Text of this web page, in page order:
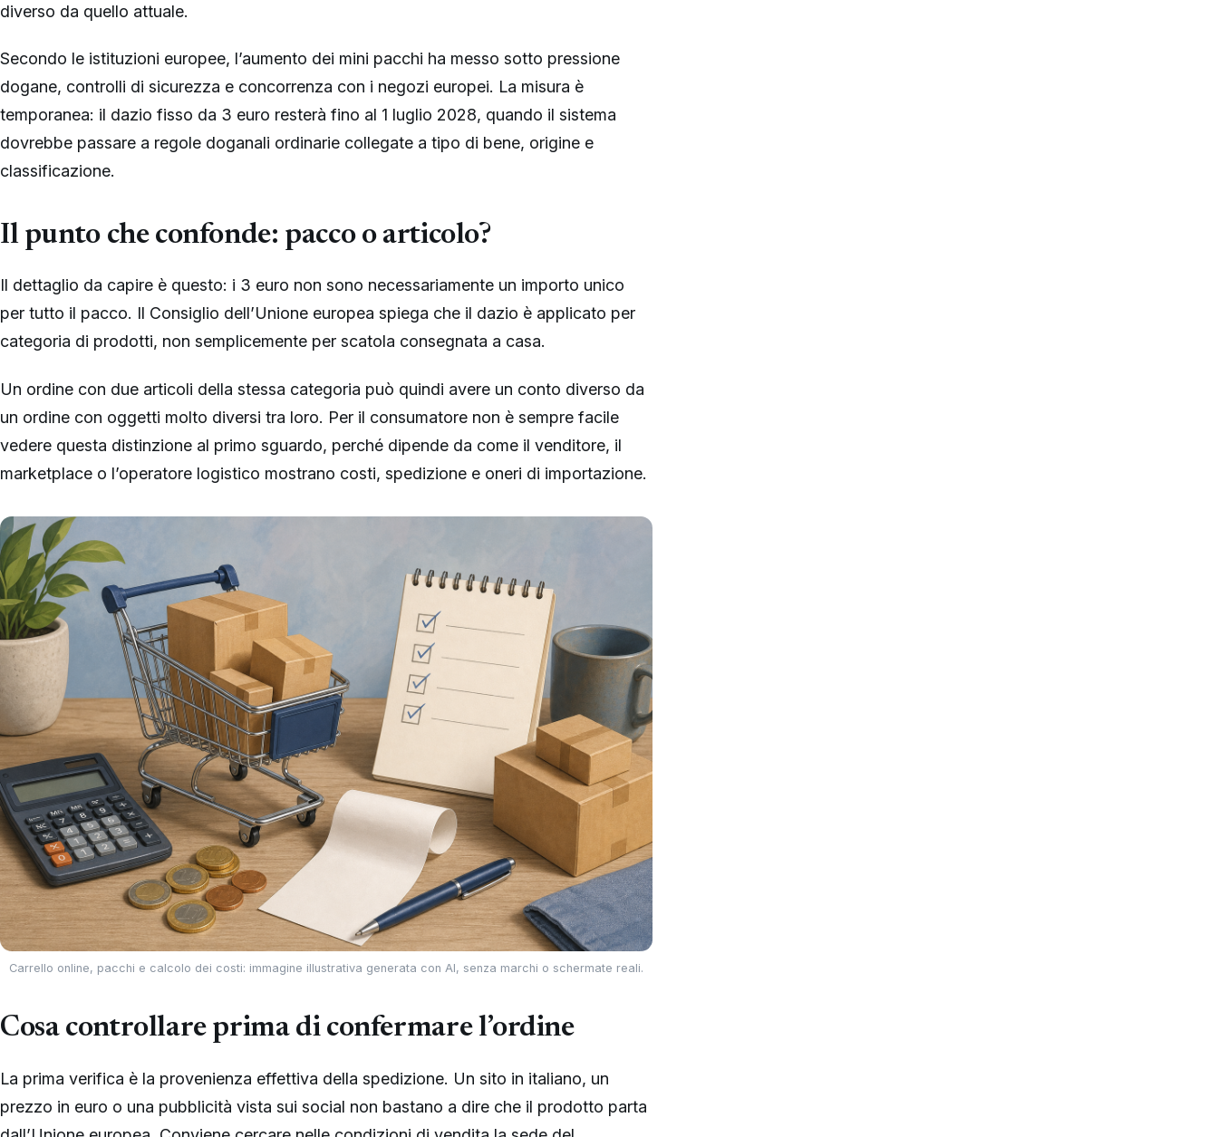
diverso da quello attuale.
Secondo le istituzioni europee, l’aumento dei mini pacchi ha messo sotto pressione
dogane, controlli di sicurezza e concorrenza con i negozi europei. La misura è
temporanea: il dazio fisso da 3 euro resterà fino al 1 luglio 2028, quando il sistema
dovrebbe passare a regole doganali ordinarie collegate a tipo di bene, origine e
classificazione.
Il punto che confonde: pacco o articolo?
Il dettaglio da capire è questo: i 3 euro non sono necessariamente un importo unico
per tutto il pacco. Il Consiglio dell’Unione europea spiega che il dazio è applicato per
categoria di prodotti, non semplicemente per scatola consegnata a casa.
Un ordine con due articoli della stessa categoria può quindi avere un conto diverso da
un ordine con oggetti molto diversi tra loro. Per il consumatore non è sempre facile
vedere questa distinzione al primo sguardo, perché dipende da come il venditore, il
marketplace o l’operatore logistico mostrano costi, spedizione e oneri di importazione.
Carrello online, pacchi e calcolo dei costi: immagine illustrativa generata con AI, senza marchi o schermate reali.
Cosa controllare prima di confermare l’ordine
La prima verifica è la provenienza effettiva della spedizione. Un sito in italiano, un
prezzo in euro o una pubblicità vista sui social non bastano a dire che il prodotto parta